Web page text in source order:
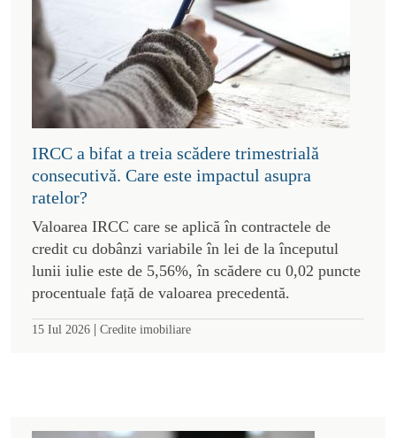
IRCC a bifat a treia scădere trimestrială
consecutivă. Care este impactul asupra
ratelor?
Valoarea IRCC care se aplică în contractele de
credit cu dobânzi variabile în lei de la începutul
lunii iulie este de 5,56%, în scădere cu 0,02 puncte
procentuale față de valoarea precedentă.
15 Iul 2026 | Credite imobiliare